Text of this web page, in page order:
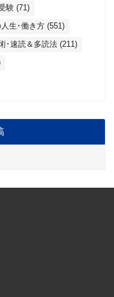
験 (71)
生･働き方 (551)
･速読＆多読法 (211)